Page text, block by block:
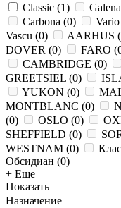
Classic (1) Galena
Carbona (0) Vario
Vascu (0) AARHUS (
DOVER (0) FARO (
CAMBRIDGE (0)
GREETSIEL (0)
YUKON (0)
MONTBLANC (0)
(0) OSLO (0)
SHEFFIELD (0)
WESTNAM (0)
Обсидиан (0)
+ Еще
Показать
Назначение